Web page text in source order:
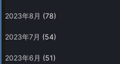
2023年8月 (78)
2023年7月 (54)
2023年6月 (51)